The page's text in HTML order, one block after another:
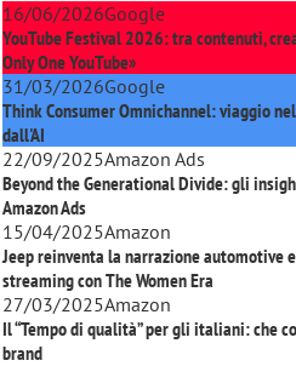
16/06/2026Google
YouTube Festival 2026: tra contenuti,
Only One YouTube»
31/03/2026Google
Think Consumer Omnichannel: viaggio
dall'AI
22/09/2025Amazon Ads
Beyond the Generational Divide: gli
Amazon Ads
15/04/2025Amazon
Jeep reinventa la narrazione automotive
streaming conThe Women Era
27/03/2025Amazon
Il “Tempo di qualità” per gli italiani: che
brand